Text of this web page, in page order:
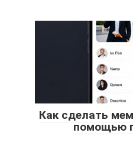
Как сделать
помощью